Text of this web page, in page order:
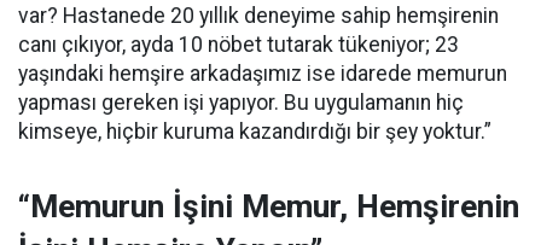
var? Hastanede 20 yıllık deneyime sahip hemşirenin
canı çıkıyor, ayda 10 nöbet tutarak tükeniyor; 23
yaşındaki hemşire arkadaşımız ise idarede memurun
yapması gereken işi yapıyor. Bu uygulamanın hiç
kimseye, hiçbir kuruma kazandırdığı bir şey yoktur.”
“Memurun İşini Memur, Hemşirenin